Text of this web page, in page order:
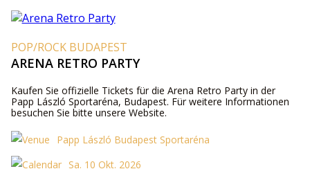
POP/ROCK BUDAPEST
ARENA RETRO PARTY
Kaufen Sie offizielle Tickets für die Arena Retro Party in der
Papp László Sportaréna, Budapest. Für weitere Informationen
besuchen Sie bitte unsere Website.
Papp László Budapest Sportaréna
Sa. 10 Okt. 2026